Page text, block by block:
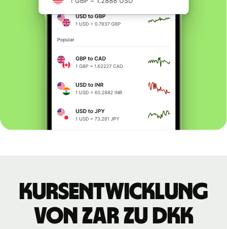
Kursentwicklung
von ZAR zu DKK